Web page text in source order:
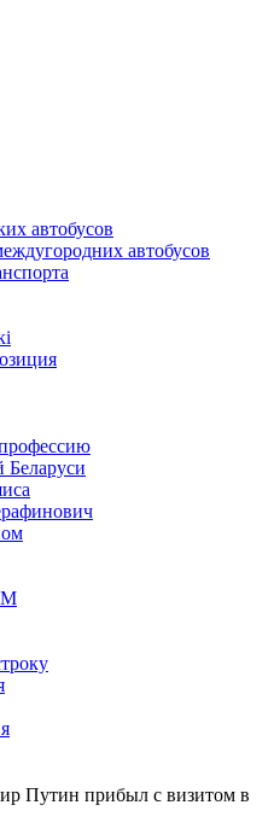
автобусов
автобусов
Беларуси
Путин прибыл с визитом в